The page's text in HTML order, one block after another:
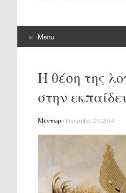
Menu
contentΗ θέση της
στην
Μέντωρ/November 27, 2014